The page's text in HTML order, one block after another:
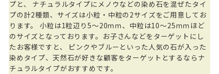
プと、 ナチュラルタイプにメノウなどの染め石を混ぜたタイ
プの計2種類、サイズは小粒・中粒の2サイズをご用意してお
ります。 小粒は1粒辺り5～20ｍｍ、中粒は10～25ｍｍほど
のサイズとなっております。お子さんなどをターゲットにし
たお客様ですと、 ピンクやブルーといった人気の石が入った
染めタイプ、天然石が好きな顧客をターゲットとするならナ
チュラルタイプがおすすめです。